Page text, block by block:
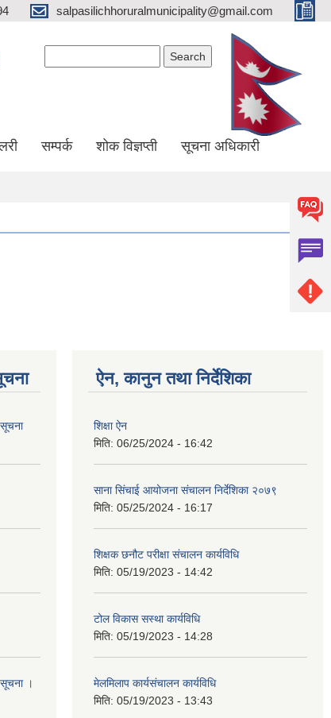
salpasilichhoruralmunicipality@gmail.com
सम्पर्क शोक विज्ञप्ती सूचना अधिकारी
।
ऐन, कानुन तथा निर्देशिका
शिक्षा ऐन
मिति: 06/25/2024 - 16:42
साना सिंचाई आयोजना संचालन निर्देशिका २०७९
मिति: 05/25/2024 - 16:17
शिक्षक छनौट परीक्षा संचालन कार्यविधि
मिति: 05/19/2023 - 14:42
टोल विकास सस्था कार्यविधि
मिति: 05/19/2023 - 14:28
मेलमिलाप कार्यसंचालन कार्यविधि
मिति: 05/19/2023 - 13:43